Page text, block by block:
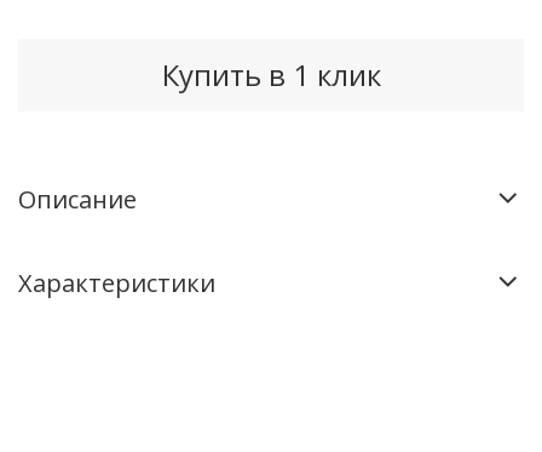
Купить в 1 клик
Описание
Характеристики